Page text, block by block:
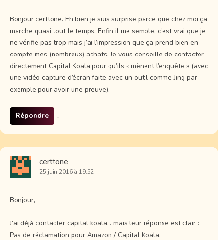
Bonjour certtone. Eh bien je suis surprise parce que chez moi ça
marche quasi tout le temps. Enfin il me semble, c’est vrai que je
ne vérifie pas trop mais j’ai l’impression que ça prend bien en
compte mes (nombreux) achats. Je vous conseille de contacter
directement Capital Koala pour qu’ils « mènent l’enquête » (avec
une vidéo capture d’écran faite avec un outil comme Jing par
exemple pour avoir une preuve).
Répondre ↓
certtone
25 juin 2016 à 19:52
Bonjour,
J’ai déjà contacter capital koala… mais leur réponse est clair :
Pas de réclamation pour Amazon / Capital Koala.